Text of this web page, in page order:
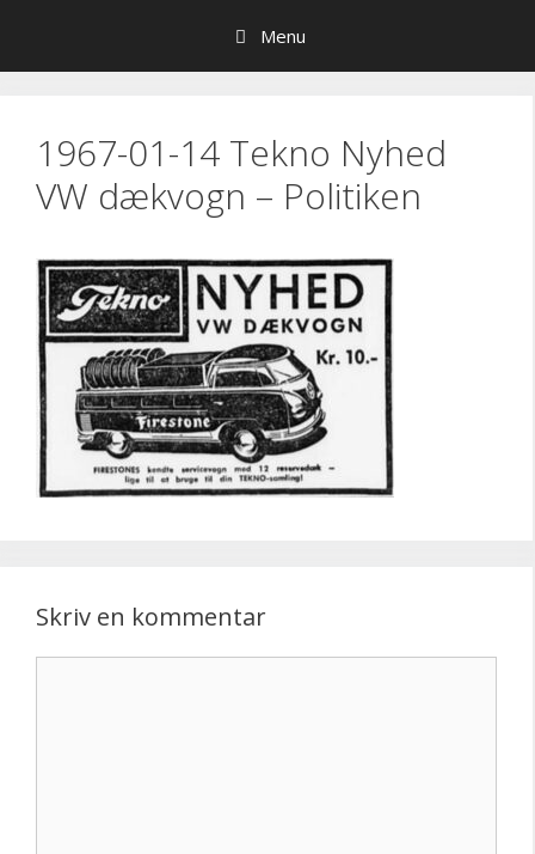
indhold
Menu
1967-01-14 Tekno Nyhed
VW dækvogn – Politiken
Skriv en kommentar